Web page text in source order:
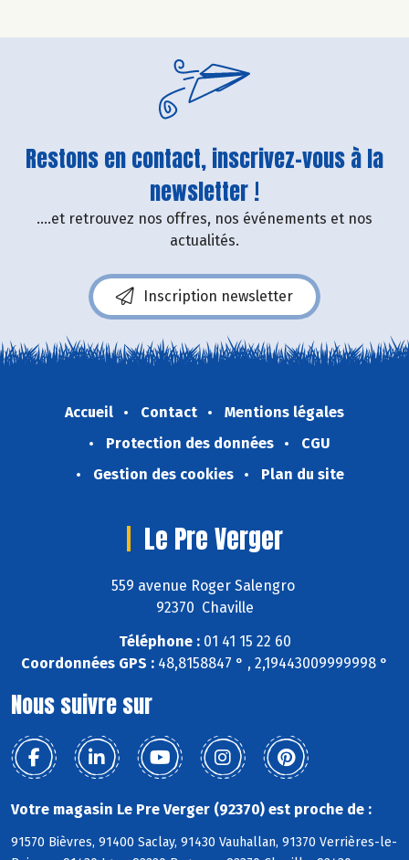
Restons en contact, inscrivez-vous à la
newsletter !
....et retrouvez nos offres, nos événements et nos
actualités.
Inscription newsletter
Accueil Contact
Mentions légales
Protection des données
CGU
Gestion des cookies
Plan du site
Le Pre Verger
559 avenue Roger Salengro
92370 Chaville
Téléphone :01 41 15 22 60
Coordonnées GPS : 48,8158847 ° , 2,19443009999998 °
Nous suivre sur
Votre magasin Le Pre Verger (92370) est proche de :
91570 Bièvres, 91400 Saclay, 91430 Vauhallan, 91370 Verrières-le-